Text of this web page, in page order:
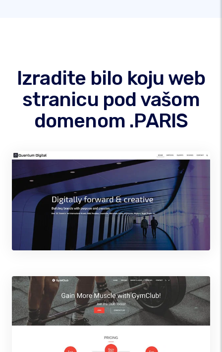
Izradite bilo koju web
stranicu pod vašom
domenom .PARIS